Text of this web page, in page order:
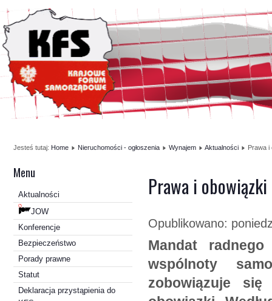
Jesteś tutaj: Home Nieruchomości - ogłoszenia Wynajem Aktualności Prawa i
Menu
Aktualności
JOW
Konferencje
Bezpieczeństwo
Porady prawne
Statut
Deklaracja przystąpienia do
Prawa i
Opublikowano:
Mandat
wspólnoty
zobowiązuje